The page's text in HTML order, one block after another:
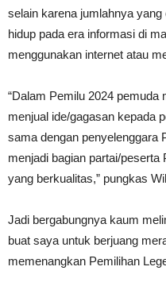
selain karena jumlahnya
hidup pada era informasi di
menggunakan internet atau
“Dalam Pemilu 2024 pemuda
menjual ide/gagasan kepada
sama dengan penyelenggara
menjadi bagian partai/
yang berkualitas,” pungkas
Jadi bergabungnya kaum
buat saya untuk berjuang
memenangkan Pemilihan